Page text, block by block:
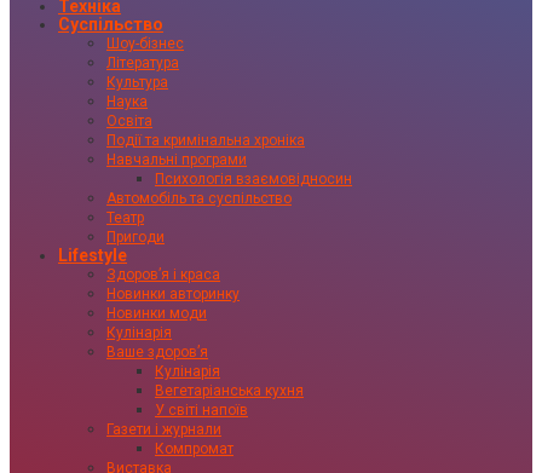
Техніка
Суспільство
Шоу-бізнес
Література
Культура
Наука
Освіта
Події та кримінальна хроніка
Навчальні програми
Психологія взаємовідносин
Автомобіль та суспільство
Театр
Пригоди
Lifestyle
Здоровʼя і краса
Новинки авторинку
Новинки моди
Кулінарія
Ваше здоровʼя
Кулінарія
Вегетаріанська кухня
У світі напоїв
Газети і журнали
Компромат
Виставка